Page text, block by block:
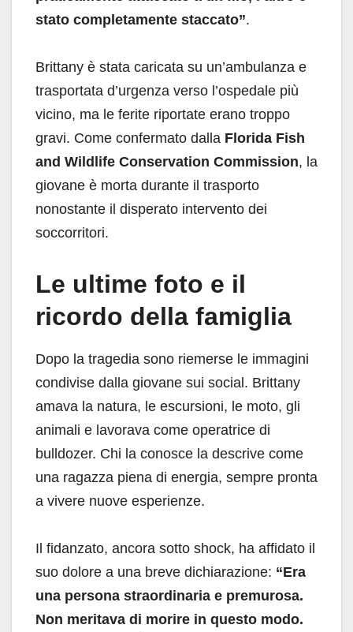
stato completamente staccato”.
Brittany è stata caricata su un’ambulanza e
trasportata d’urgenza verso l’ospedale più
vicino, ma le ferite riportate erano troppo
gravi. Come confermato dalla Florida Fish
and Wildlife Conservation Commission, la
giovane è morta durante il trasporto
nonostante il disperato intervento dei
soccorritori.
Le ultime foto e il
ricordo della famiglia
Dopo la tragedia sono riemerse le immagini
condivise dalla giovane sui social. Brittany
amava la natura, le escursioni, le moto, gli
animali e lavorava come operatrice di
bulldozer. Chi la conosce la descrive come
una ragazza piena di energia, sempre pronta
a vivere nuove esperienze.
Il fidanzato, ancora sotto shock, ha affidato il
suo dolore a una breve dichiarazione: “Era
una persona straordinaria e premurosa.
Non meritava di morire in questo modo.